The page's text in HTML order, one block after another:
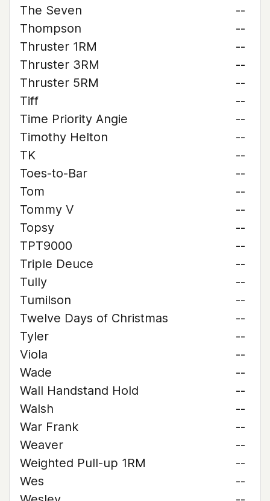
The Seven
--
Thompson
--
Thruster 1RM
--
Thruster 3RM
--
Thruster 5RM
--
Tiff
--
Time Priority Angie
--
Timothy Helton
--
TK
--
Toes-to-Bar
--
Tom
--
Tommy V
--
Topsy
--
TPT9000
--
Triple Deuce
--
Tully
--
Tumilson
--
Twelve Days of Christmas
--
Tyler
--
Viola
--
Wade
--
Wall Handstand Hold
--
Walsh
--
War Frank
--
Weaver
--
Weighted Pull-up 1RM
--
Wes
--